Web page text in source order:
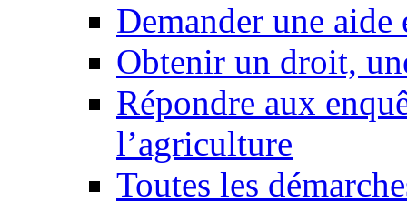
Demander une aide
Obtenir un droit,
Répondre aux
l’agriculture
Toutes les